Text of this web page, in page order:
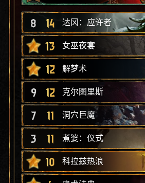
8 14 达冈：应许者
13 女巫夜宴
12 解梦术
9 12 克尔图里斯
7 11 洞穴巨魔
3 11 煮婆：仪式
10 科拉兹热浪